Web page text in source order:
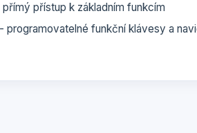
přímý přístup k základním funkcím
- programovatelné funkční klávesy a